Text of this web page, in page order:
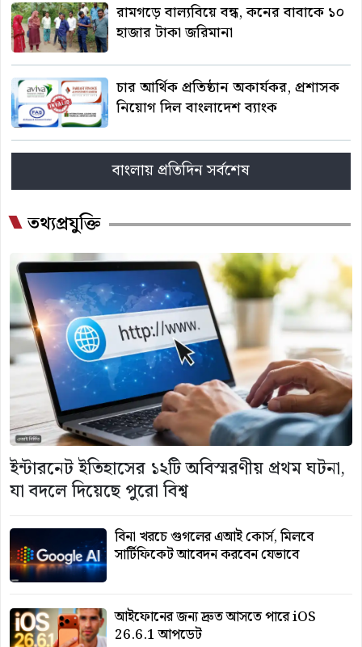
তথ্যপ্রযুক্তি
আইফোনের জন্য দ্রুত আসতে পারে iOS
26.6.1 আপডেট
ইন্টারনেট ইতিহাসের ১২টি অবিস্মরণীয় প্রথম ঘটনা,
যা বদলে দিয়েছে পুরো বিশ্ব
বিনা খরচে গুগলের এআই কোর্স, মিলবে
সার্টিফিকেট আবেদন করবেন যেভাবে
রামগড়ে বাল্যবিয়ে বন্ধ, কনের বাবাকে ১০
হাজার টাকা জরিমানা
চার আর্থিক প্রতিষ্ঠান অকার্যকর, প্রশাসক
নিয়োগ দিল বাংলাদেশ ব্যাংক
বাংলায় প্রতিদিন সর্বশেষ